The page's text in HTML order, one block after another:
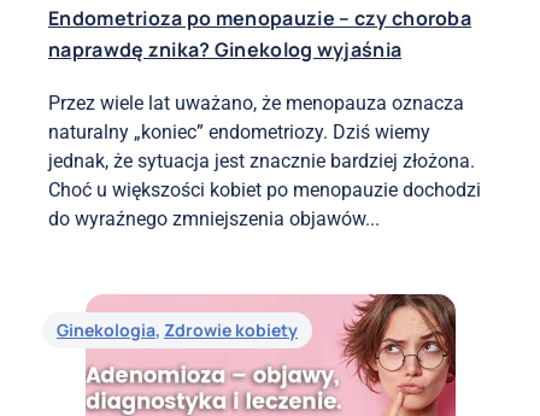
Endometrioza po menopauzie – czy choroba
naprawdę znika? Ginekolog wyjaśnia
Przez wiele lat uważano, że menopauza oznacza
naturalny „koniec” endometriozy. Dziś wiemy
jednak, że sytuacja jest znacznie bardziej złożona.
Choć u większości kobiet po menopauzie dochodzi
do wyraźnego zmniejszenia objawów...
Ginekologia, Zdrowie kobiety